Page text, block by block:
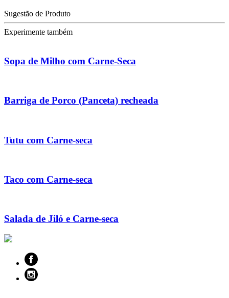
Sugestão de Produto
Experimente também
Sopa de Milho com Carne-Seca
Barriga de Porco (Panceta) recheada
Tutu com Carne-seca
Taco com Carne-seca
Salada de Jiló e Carne-seca